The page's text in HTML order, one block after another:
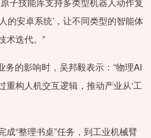
的安卓系统’，让不同类型的智能体
术迭代。”
的影响时，吴邦毅表示：“物理AI
重构人机交互逻辑，推动产业从‘工
“整理书桌”任务，到工业机械臂